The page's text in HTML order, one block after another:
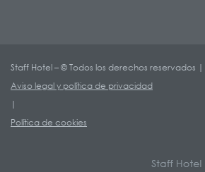
Staff Hotel – © Todos los derechos reservados |
Aviso legal y política de privacidad
|
Política de cookies